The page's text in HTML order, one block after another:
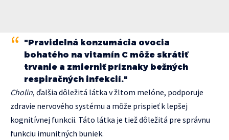
"Pravidelná konzumácia ovocia
bohatého na vitamín C môže skrátiť
trvanie a zmierniť príznaky bežných
respiračných infekcií."
Cholin, ďalšia dôležitá látka v žltom melóne, podporuje
zdravie nervového systému a môže prispieť k lepšej
kognitívnej funkcii. Táto látka je tiež dôležitá pre správnu
funkciu imunitných buniek.